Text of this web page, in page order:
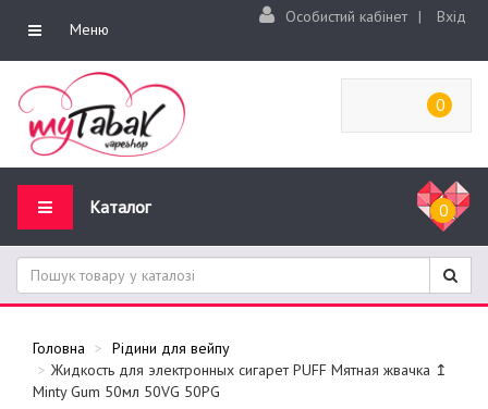
Меню
Особистий кабінет | Вхід
0
Каталог 0
Головна
Рідини для вейпу
Жидкость для электронных сигарет PUFF Мятная жвачка ↥
Minty Gum 50мл 50VG 50PG